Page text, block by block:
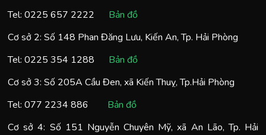
Tel: 0225 657 2222
Bản đồ
Cơ sở 2: Số 148 Phan Đăng Lưu, Kiến An, Tp. Hải Phòng
Tel: 0225 354 1288
Bản đồ
Cơ sở 3: Số 205A Cầu Đen, xã Kiến Thuỵ, Tp.Hải Phòng
Tel: 077 2234 886
Bản đồ
Cơ sở 4: Số 151 Nguyễn Chuyên Mỹ, xã An Lão, Tp. Hải